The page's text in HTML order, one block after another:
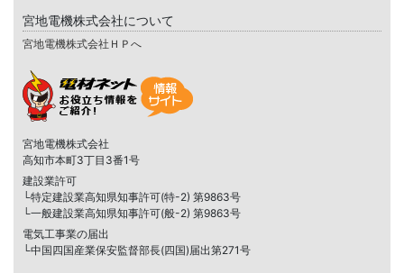
宮地電機株式会社について
宮地電機株式会社ＨＰへ
宮地電機株式会社
高知市本町3丁目3番1号
建設業許可
└特定建設業高知県知事許可(特-2) 第9863号
└一般建設業高知県知事許可(般-2) 第9863号
電気工事業の届出
└中国四国産業保安監督部長(四国)届出第271号